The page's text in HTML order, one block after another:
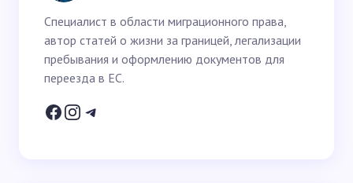
Ваш вопрос *
Email *
Специалист в области миграционного права,
автор статей о жизни за границей, легализации
пребывания и оформлению документов для
переезда в ЕС.